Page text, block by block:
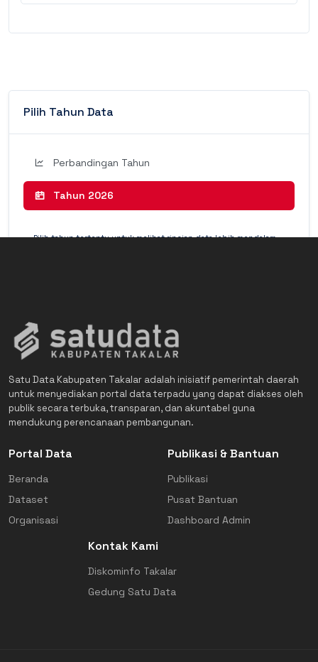
Pilih Tahun Data
Perbandingan Tahun
Tahun 2026
Pilih tahun tertentu untuk melihat rincian data lebih mendalam
Satu Data Kabupaten Takalar adalah inisiatif pemerintah daerah
untuk menyediakan portal data terpadu yang dapat diakses oleh
publik secara terbuka, transparan, dan akuntabel guna
mendukung perencanaan pembangunan.
Portal Data
Beranda
Dataset
Organisasi
Publikasi & Bantuan
Publikasi
Pusat Bantuan
Dashboard Admin
Kontak Kami
Diskominfo Takalar
Gedung Satu Data